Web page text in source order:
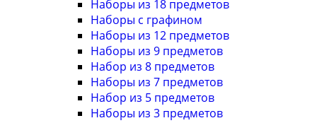
Наборы из 18 предметов
Наборы с графином
Наборы из 12 предметов
Наборы из 9 предметов
Набор из 8 предметов
Наборы из 7 предметов
Набор из 5 предметов
Наборы из 3 предметов